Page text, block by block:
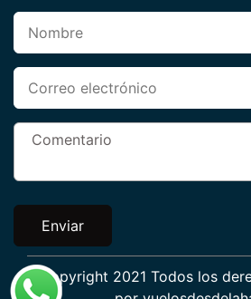
Enviar
Copyright 2021 Todos los